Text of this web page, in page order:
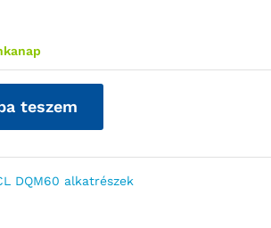
teszem
DQM60 alkatrészek